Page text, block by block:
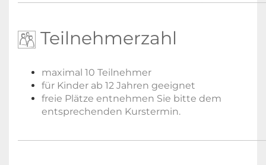
Teilnehmerzahl
maximal 10 Teilnehmer
für Kinder ab 12 Jahren geeignet
freie Plätze entnehmen Sie bitte dem
entsprechenden Kurstermin.